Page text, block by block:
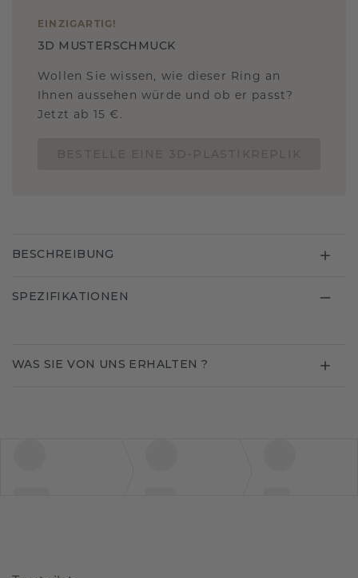
EINZIGARTIG !
3D MUSTERSCHMUCK
Wollen Sie wissen, wie dieser Ring an
Ihnen aussehen würde und ob er passt?
Jetzt ab 15 €.
BESCHREIBUNG
SPEZIFIKATIONEN
WAS SIE VON UNS ERHALTEN ?